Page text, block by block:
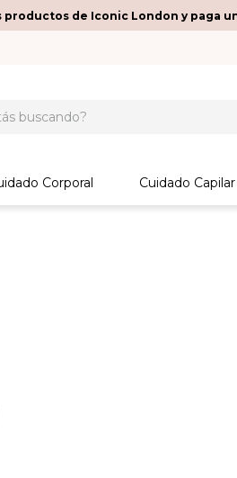
productos de Iconic London y paga
Corporal Cuidado Capilar